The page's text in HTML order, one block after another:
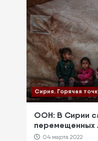
Сирия. Горячая
ООН: В Сирии
перемещенных
04 марта 2022